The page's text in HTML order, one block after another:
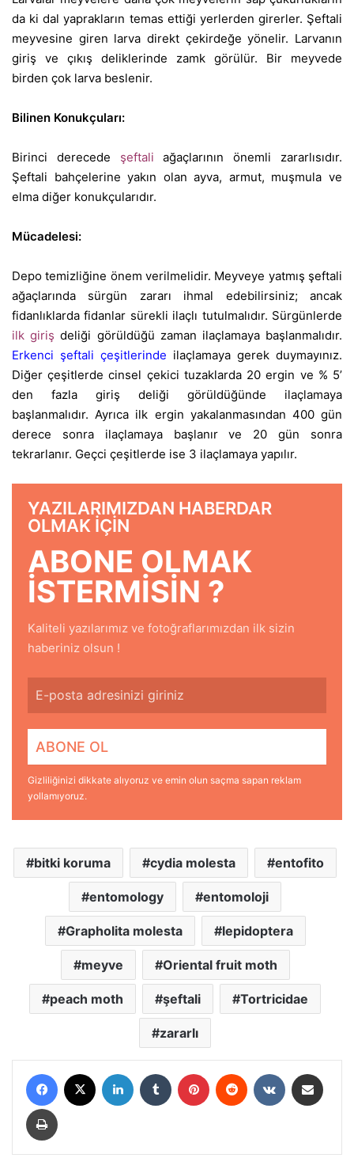
da ki dal yaprakların temas ettiği yerlerden girerler. Şeftali
meyvesine giren larva direkt çekirdeğe yönelir. Larvanın
giriş ve çıkış deliklerinde zamk görülür. Bir meyvede
birden çok larva beslenir.
Bilinen Konukçuları:
Birinci derecede şeftali ağaçlarının önemli zararlısıdır.
Şeftali bahçelerine yakın olan ayva, armut, muşmula ve
elma diğer konukçularıdır.
Mücadelesi:
Depo temizliğine önem verilmelidir. Meyveye yatmış şeftali
ağaçlarında sürgün zararı ihmal edebilirsiniz; ancak
fidanlıklarda fidanlar sürekli ilaçlı tutulmalıdır. Sürgünlerde
ilk giriş deliği görüldüğü zaman ilaçlamaya başlanmalıdır.
Erkenci şeftali çeşitlerinde ilaçlamaya gerek duymayınız.
Diğer çeşitlerde cinsel çekici tuzaklarda 20 ergin ve % 5’
den fazla giriş deliği görüldüğünde ilaçlamaya
başlanmalıdır. Ayrıca ilk ergin yakalanmasından 400 gün
derece sonra ilaçlamaya başlanır ve 20 gün sonra
tekrarlanır. Geçci çeşitlerde ise 3 ilaçlamaya yapılır.
YAZILARIMIZDAN HABERDAR
OLMAK IÇIN
ABONE OLMAK
ISTERMISIN ?
Kaliteli yazılarımız ve fotoğraflarımızdan ilk sizin
haberiniz olsun !
Gizliliğinizi dikkate alıyoruz ve emin olun saçma sapan reklam
yollamıyoruz.
bitki koruma cydia molesta entofito
entomology entomoloji
Grapholita molesta lepidoptera
meyve Oriental fruit moth
peach moth şeftali Tortricidae
zararlı